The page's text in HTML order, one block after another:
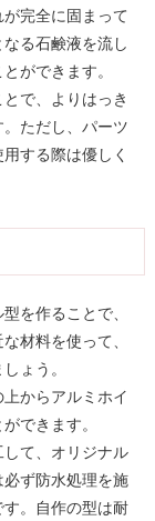
完全に固まって
る石鹸液を流し
ができます。
で、よりはっき
ただし、パーツ
する際は優しく
を作ることで、
材料を使って、
ょう。
からアルミホイ
できます。
て、オリジナル
ず防水処理を施
。自作の型は耐